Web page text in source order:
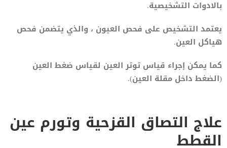
بالادوات التشخيصية.
يعتمد التشخيص على فحص العيون ، والذي يتضمن فحص
هياكل العين.
كما يمكن إجراء قياس توتر العين لقياس ضغط العين
(الضغط داخل مقلة العين).
علاج التصاق القزحية وتورم عين
القطط